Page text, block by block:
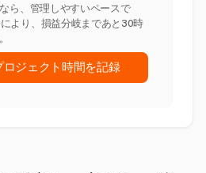
ら、管理しやすいペースで
より、損益分岐まであと30時
ジェクト時間を記録